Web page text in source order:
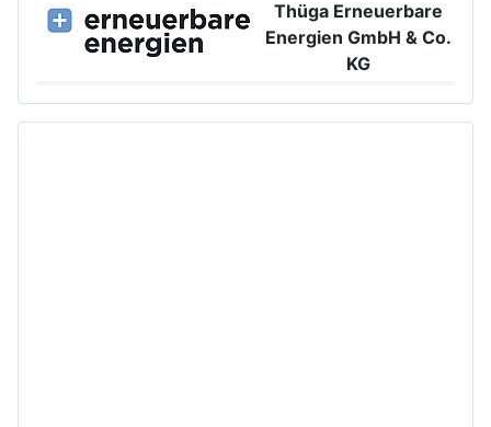
Thüga Erneuerbare
Energien GmbH & Co.
KG
www.ee.thuega.de